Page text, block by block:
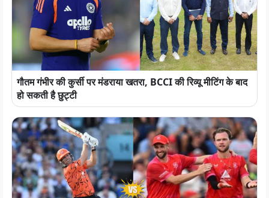
गौतम गंभीर की कुर्सी पर मंडराया खतरा, BCCI की रिव्यू मीटिंग के बाद
हो सकती है छुट्टी